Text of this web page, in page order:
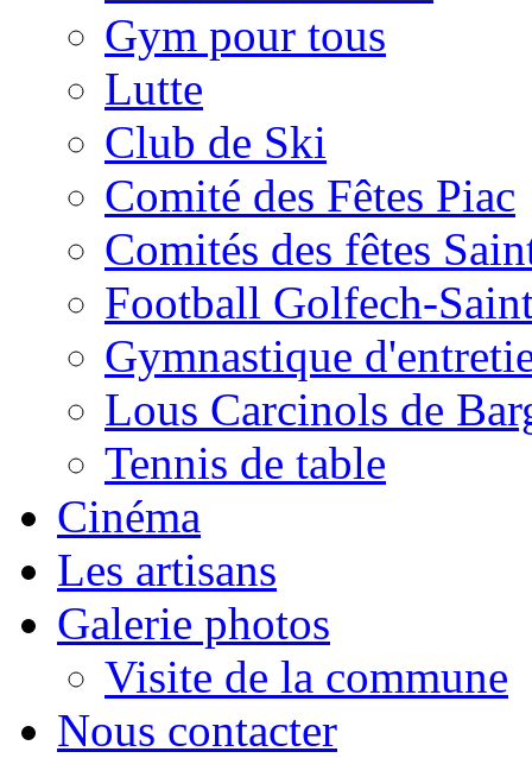
Gym pour tous
Lutte
Club de Ski
Comité des Fêtes Piac
Comités des fêtes
Football Golfech-
Gymnastique
Lous Carcinols de
Tennis de table
Cinéma
Les artisans
Galerie photos
Visite de la commune
Nous contacter